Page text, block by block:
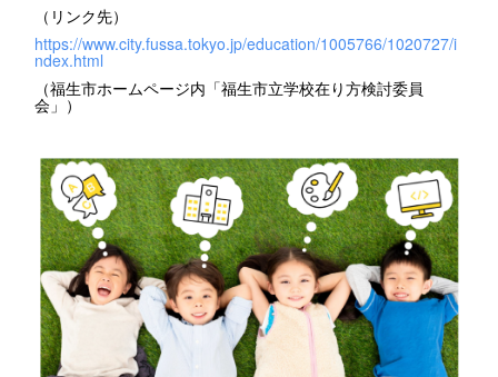
（リンク先）
https://www.city.fussa.tokyo.jp/education/1005766/1020727/i
ndex.html
（福生市ホームページ内「福生市立学校在り方検討委員
会」）